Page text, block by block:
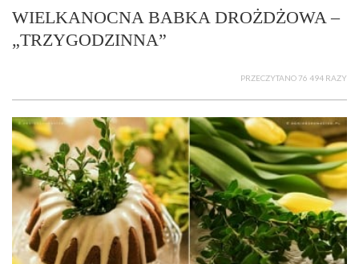
WIELKANOCNA BABKA DROŻDŻOWA –
„TRZYGODZINNA”
PRZECZYTANO 76 494 RAZY